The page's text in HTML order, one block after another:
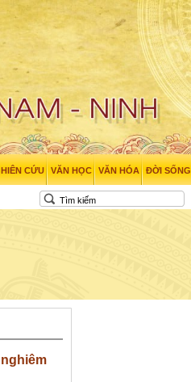
CỨU VĂN HỌC VĂN HÓA ĐỜI SỐNG